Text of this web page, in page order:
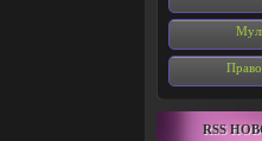
RSS